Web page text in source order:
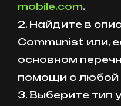
mobile.com.
2. Найдите в
Communist или,
основном
помощи с любой
3. Выберите тип